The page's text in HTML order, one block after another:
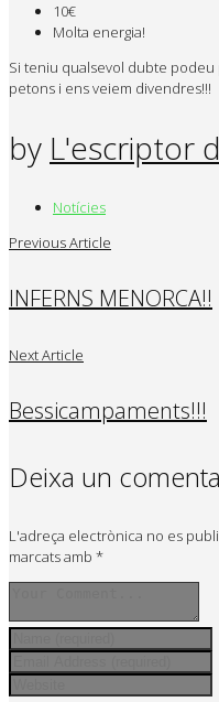
10€
Molta energia!
Si teniu qualsevol dubte podeu
petons i ens veiem divendres!!!
by L'escriptor
Notícies
Previous Article
INFERNS MENORCA!!
Next Article
Bessicampaments!!!
Deixa un
L'adreça electrònica no es
marcats amb *